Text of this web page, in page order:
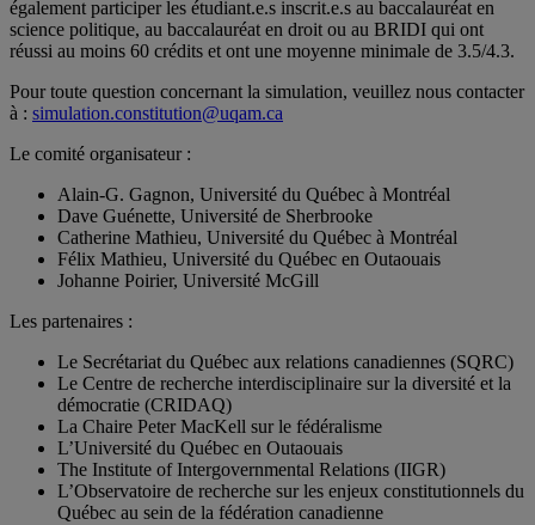
également participer les étudiant.e.s inscrit.e.s au baccalauréat en
science politique, au baccalauréat en droit ou au BRIDI qui ont
réussi au moins 60 crédits et ont une moyenne minimale de 3.5/4.3.
Pour toute question concernant la simulation, veuillez nous contacter
à : simulation.constitution@uqam.ca
Le comité organisateur :
Alain-G. Gagnon, Université du Québec à Montréal
Dave Guénette, Université de Sherbrooke
Catherine Mathieu, Université du Québec à Montréal
Félix Mathieu, Université du Québec en Outaouais
Johanne Poirier, Université McGill
Les partenaires :
Le Secrétariat du Québec aux relations canadiennes (SQRC)
Le Centre de recherche interdisciplinaire sur la diversité et la
démocratie (CRIDAQ)
La Chaire Peter MacKell sur le fédéralisme
L’Université du Québec en Outaouais
The Institute of Intergovernmental Relations (IIGR)
L’Observatoire de recherche sur les enjeux constitutionnels du
Québec au sein de la fédération canadienne